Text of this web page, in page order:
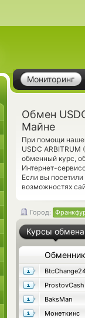
Мониторинг
Обмен
Майне
При помощи
USDC
обменный курс,
Интернет-
Если вы
возможностях
Город:
Курсы обмена
Обменник
ProstovCash
BaksMan
Монеткинс